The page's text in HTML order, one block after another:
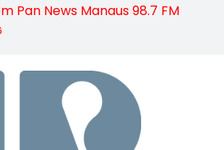
Pan News Manaus 98.7 FM